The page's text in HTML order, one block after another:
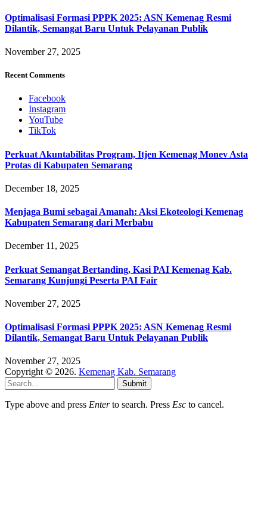
Optimalisasi Formasi PPPK 2025: ASN Kemenag Resmi
Dilantik, Semangat Baru Untuk Pelayanan Publik
November 27, 2025
Recent Comments
Facebook
Instagram
YouTube
TikTok
Perkuat Akuntabilitas Program, Itjen Kemenag Monev Asta
Protas di Kabupaten Semarang
December 18, 2025
Menjaga Bumi sebagai Amanah: Aksi Ekoteologi Kemenag
Kabupaten Semarang dari Merbabu
December 11, 2025
Perkuat Semangat Bertanding, Kasi PAI Kemenag Kab.
Semarang Kunjungi Peserta PAI Fair
November 27, 2025
Optimalisasi Formasi PPPK 2025: ASN Kemenag Resmi
Dilantik, Semangat Baru Untuk Pelayanan Publik
November 27, 2025
Copyright © 2026. Kemenag Kab. Semarang
Submit
Type above and press Enterto search. Press Esc to cancel.